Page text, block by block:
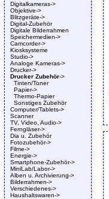
Digitalkameras->
Objektive->
Blitzgeräte->
Digital-Zubehör
Digitale Bilderrahmen
Speichermedien->
Camcorder->
Kiosksysteme
Studio->
Analoge Kameras->
Drucker->
Drucker Zubehör->
Tinten/Toner
Papier->
Thermo-Papier
Sonstiges Zubehör
Computer/Tablets->
Scanner
TV, Video, Audio->
Ferngläser->
Dia u. Zubehör
Fotozubehör->
Filme->
Energie->
Smartphone-Zubehör->
MiniLab/Labor->
Alben u. Archivierung->
Bilderrahmen->
Verschiedenes->
Haushaltswaren->